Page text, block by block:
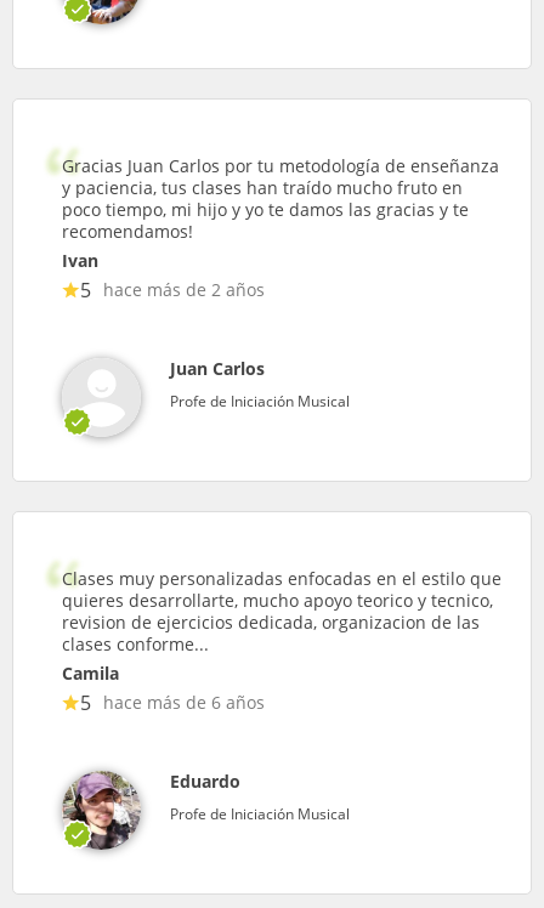
Gracias Juan Carlos por tu metodología de enseñanza
y paciencia, tus clases han traído mucho fruto en
poco tiempo, mi hijo y yo te damos las gracias y te
recomendamos!
Ivan
5 hace más de 2 años
Juan Carlos
Profe de Iniciación Musical
Clases muy personalizadas enfocadas en el estilo que
quieres desarrollarte, mucho apoyo teorico y tecnico,
revision de ejercicios dedicada, organizacion de las
clases conforme...
Camila
5 hace más de 6 años
Eduardo
Profe de Iniciación Musical